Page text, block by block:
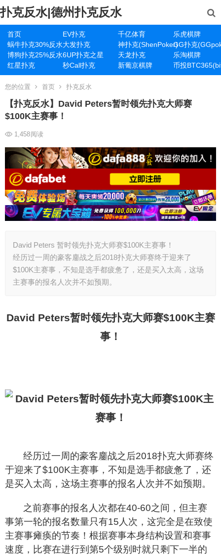
扑克反水|德州扑克反水
首页 EV扑克 千亿体育
乐虎棋牌
蜗牛扑克30%反水大发扑克 神扑克(ShenPoker)GG扑克
博狗扑克25%反水6UP扑克之星 天龙扑克
乐淘棋牌
红星扑克
秒Call扑克 新葡京棋牌 币投
您的位置 首页 扑克反水
【扑克反水】David Peters暂时领先扑克大师赛
$100K主赛事！
1,458阅读
David Peters 暂时领先扑克大师赛$100K主赛事！
经历过一周的豪客鏖战之后2018扑克大师赛终于迎来了
$100K主赛事，不知是选手都疲惫了，还是买入太高，这场
主赛事的报名人次并不如预期。
David Peters暂时领先扑克大师赛$100K主赛
事！
经历过一周的豪客鏖战之后2018扑克大师赛终
于迎来了$100K主赛事，不知是选手都疲惫了，还
是买入太高，这场主赛事的报名人次并不如预期。
之前赛事的报名人次都在40-60之间，但主赛
事第一轮的报名数量只有15人次，这完全是在致使
主赛事瘫痪的节奏！根据赛事本身结构设置和赛事
速度，比赛在进行到第5个级别时就只剩下一半的